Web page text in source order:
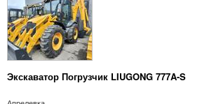
Экскаватор Погрузчик LIUGONG 777A-S